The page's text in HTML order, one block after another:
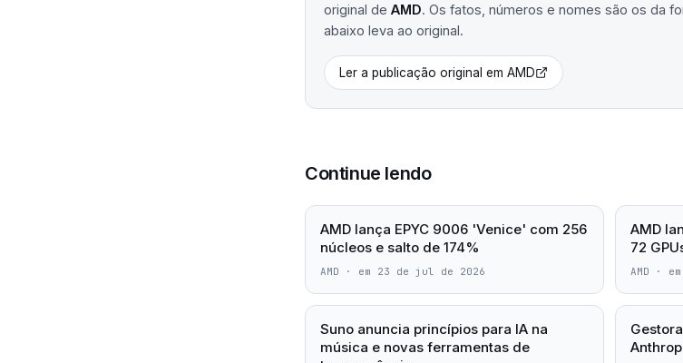
original de AMD. Os fatos, números e nomes são os da
abaixo leva ao original.
Ler a publicação original em AMD
Continue lendo
AMD lança EPYC 9006 'Venice' com 256
núcleos e salto de 174%
AMD · em 23 de jul de 2026
AMD
72
AMD ·
Suno anuncia princípios para IA na
música e novas ferramentas de